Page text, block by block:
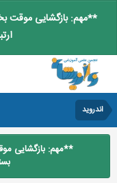
**مهم: بازگشایی موقت
اندروید
**مهم: بازگشایی